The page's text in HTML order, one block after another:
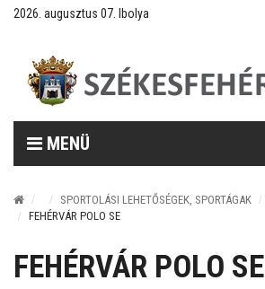
2026. augusztus 07. Ibolya
MENÜ
SPORTOLÁSI LEHETŐSÉGEK, SPORTÁGAK
FEHÉRVÁR POLO SE
FEHÉRVÁR POLO SE